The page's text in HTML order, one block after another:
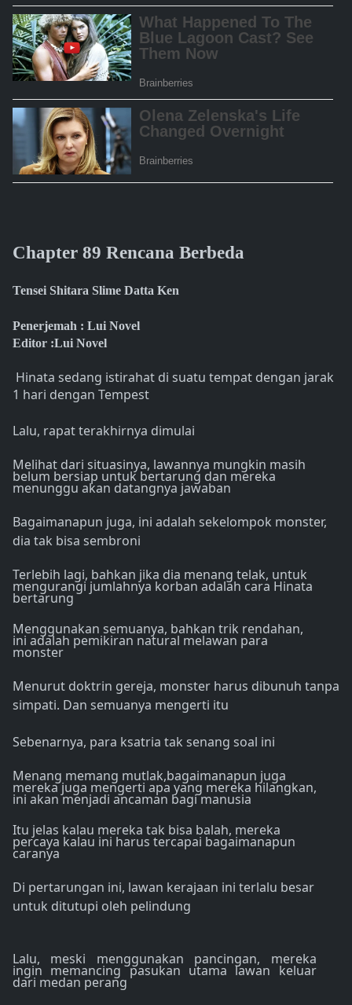
Chapter 89 Rencana Berbeda
Tensei Shitara Slime Datta Ken
Penerjemah : Lui Novel
Editor :Lui Novel
Hinata sedang istirahat di suatu tempat dengan jarak
1 hari dengan Tempest
Lalu, rapat terakhirnya dimulai
Melihat dari situasinya, lawannya mungkin masih
belum bersiap untuk bertarung dan mereka
menunggu akan datangnya jawaban
Bagaimanapun juga, ini adalah sekelompok monster,
dia tak bisa sembroni
Terlebih lagi, bahkan jika dia menang telak, untuk
mengurangi jumlahnya korban adalah cara Hinata
bertarung
Menggunakan semuanya, bahkan trik rendahan,
ini adalah pemikiran natural melawan para
monster
Menurut doktrin gereja, monster harus dibunuh tanpa
simpati. Dan semuanya mengerti itu
Sebenarnya, para ksatria tak senang soal ini
Menang memang mutlak,bagaimanapun juga
mereka juga mengerti apa yang mereka hilangkan,
ini akan menjadi ancaman bagi manusia
Itu jelas kalau mereka tak bisa balah, mereka
percaya kalau ini harus tercapai bagaimanapun
caranya
Di pertarungan ini, lawan kerajaan ini terlalu besar
untuk ditutupi oleh pelindung
Lalu, meski menggunakan pancingan, mereka
ingin memancing pasukan utama lawan keluar
dari medan perang